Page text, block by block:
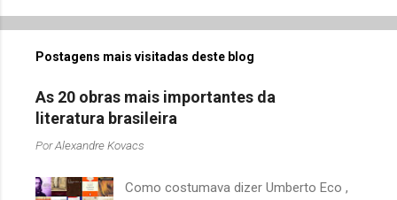
o
n
á
Postagens mais visitadas deste blog
As 20 obras mais importantes da
literatura brasileira
PorAlexandre Kovacs
Como costumava dizer Umberto Eco ,